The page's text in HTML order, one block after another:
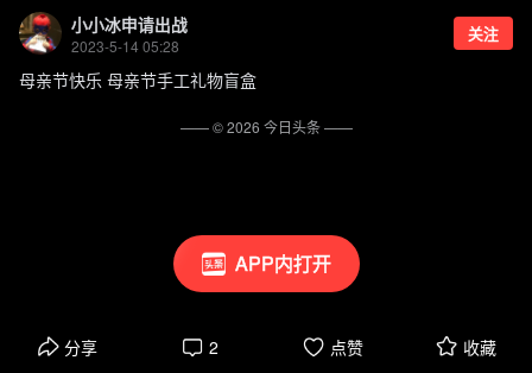
APP内打开
小小冰申请出战
2023-5-14 05:28
关注
母亲节快乐 母亲节手工礼物盲盒
分享 2 点赞 收藏
—— ©2026 今日头条——